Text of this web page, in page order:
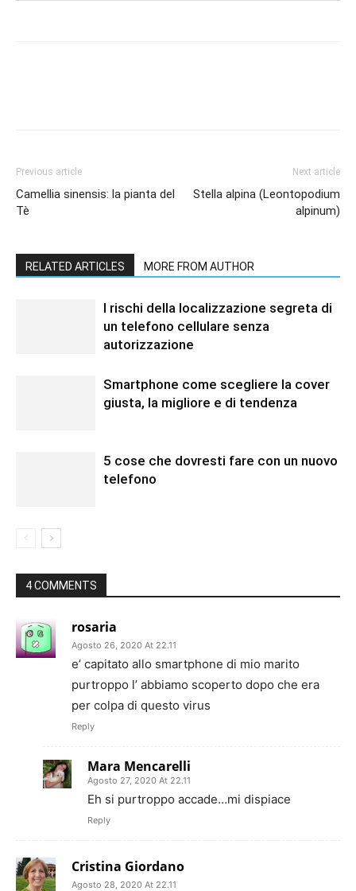
Previous article
Camellia sinensis: la pianta del
Tè
Next article
Stella alpina (Leontopodium
alpinum)
RELATED ARTICLES MORE FROM AUTHOR
I rischi della localizzazione segreta di
un telefono cellulare senza
autorizzazione
Smartphone come scegliere la cover
giusta, la migliore e di tendenza
5 cose che dovresti fare con un nuovo
telefono
4 COMMENTS
rosaria
Agosto 26, 2020 At 22.11
e’ capitato allo smartphone di mio marito
purtroppo l’ abbiamo scoperto dopo che era
per colpa di questo virus
Reply
Mara Mencarelli
Agosto 27, 2020 At 22.11
Eh si purtroppo accade…mi dispiace
Reply
Cristina Giordano
Agosto 28, 2020 At 22.11